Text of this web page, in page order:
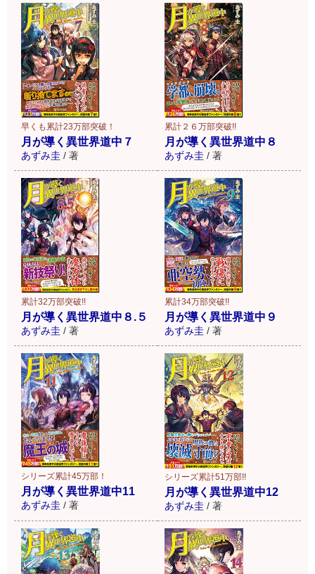
早くも累計23万部突破！
月が導く異世界道中７
あずみ圭 / 著
累計２６万部突破!!
月が導く異世界道中８
あずみ圭 / 著
累計32万部突破!!
月が導く異世界道中８.５
あずみ圭 / 著
累計34万部突破!!
月が導く異世界道中９
あずみ圭 / 著
シリーズ累計45万部！
月が導く異世界道中11
あずみ圭 / 著
シリーズ累計51万部!!
月が導く異世界道中12
あずみ圭 / 著